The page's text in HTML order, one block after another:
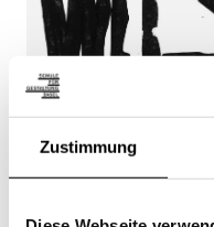
Zustimmung